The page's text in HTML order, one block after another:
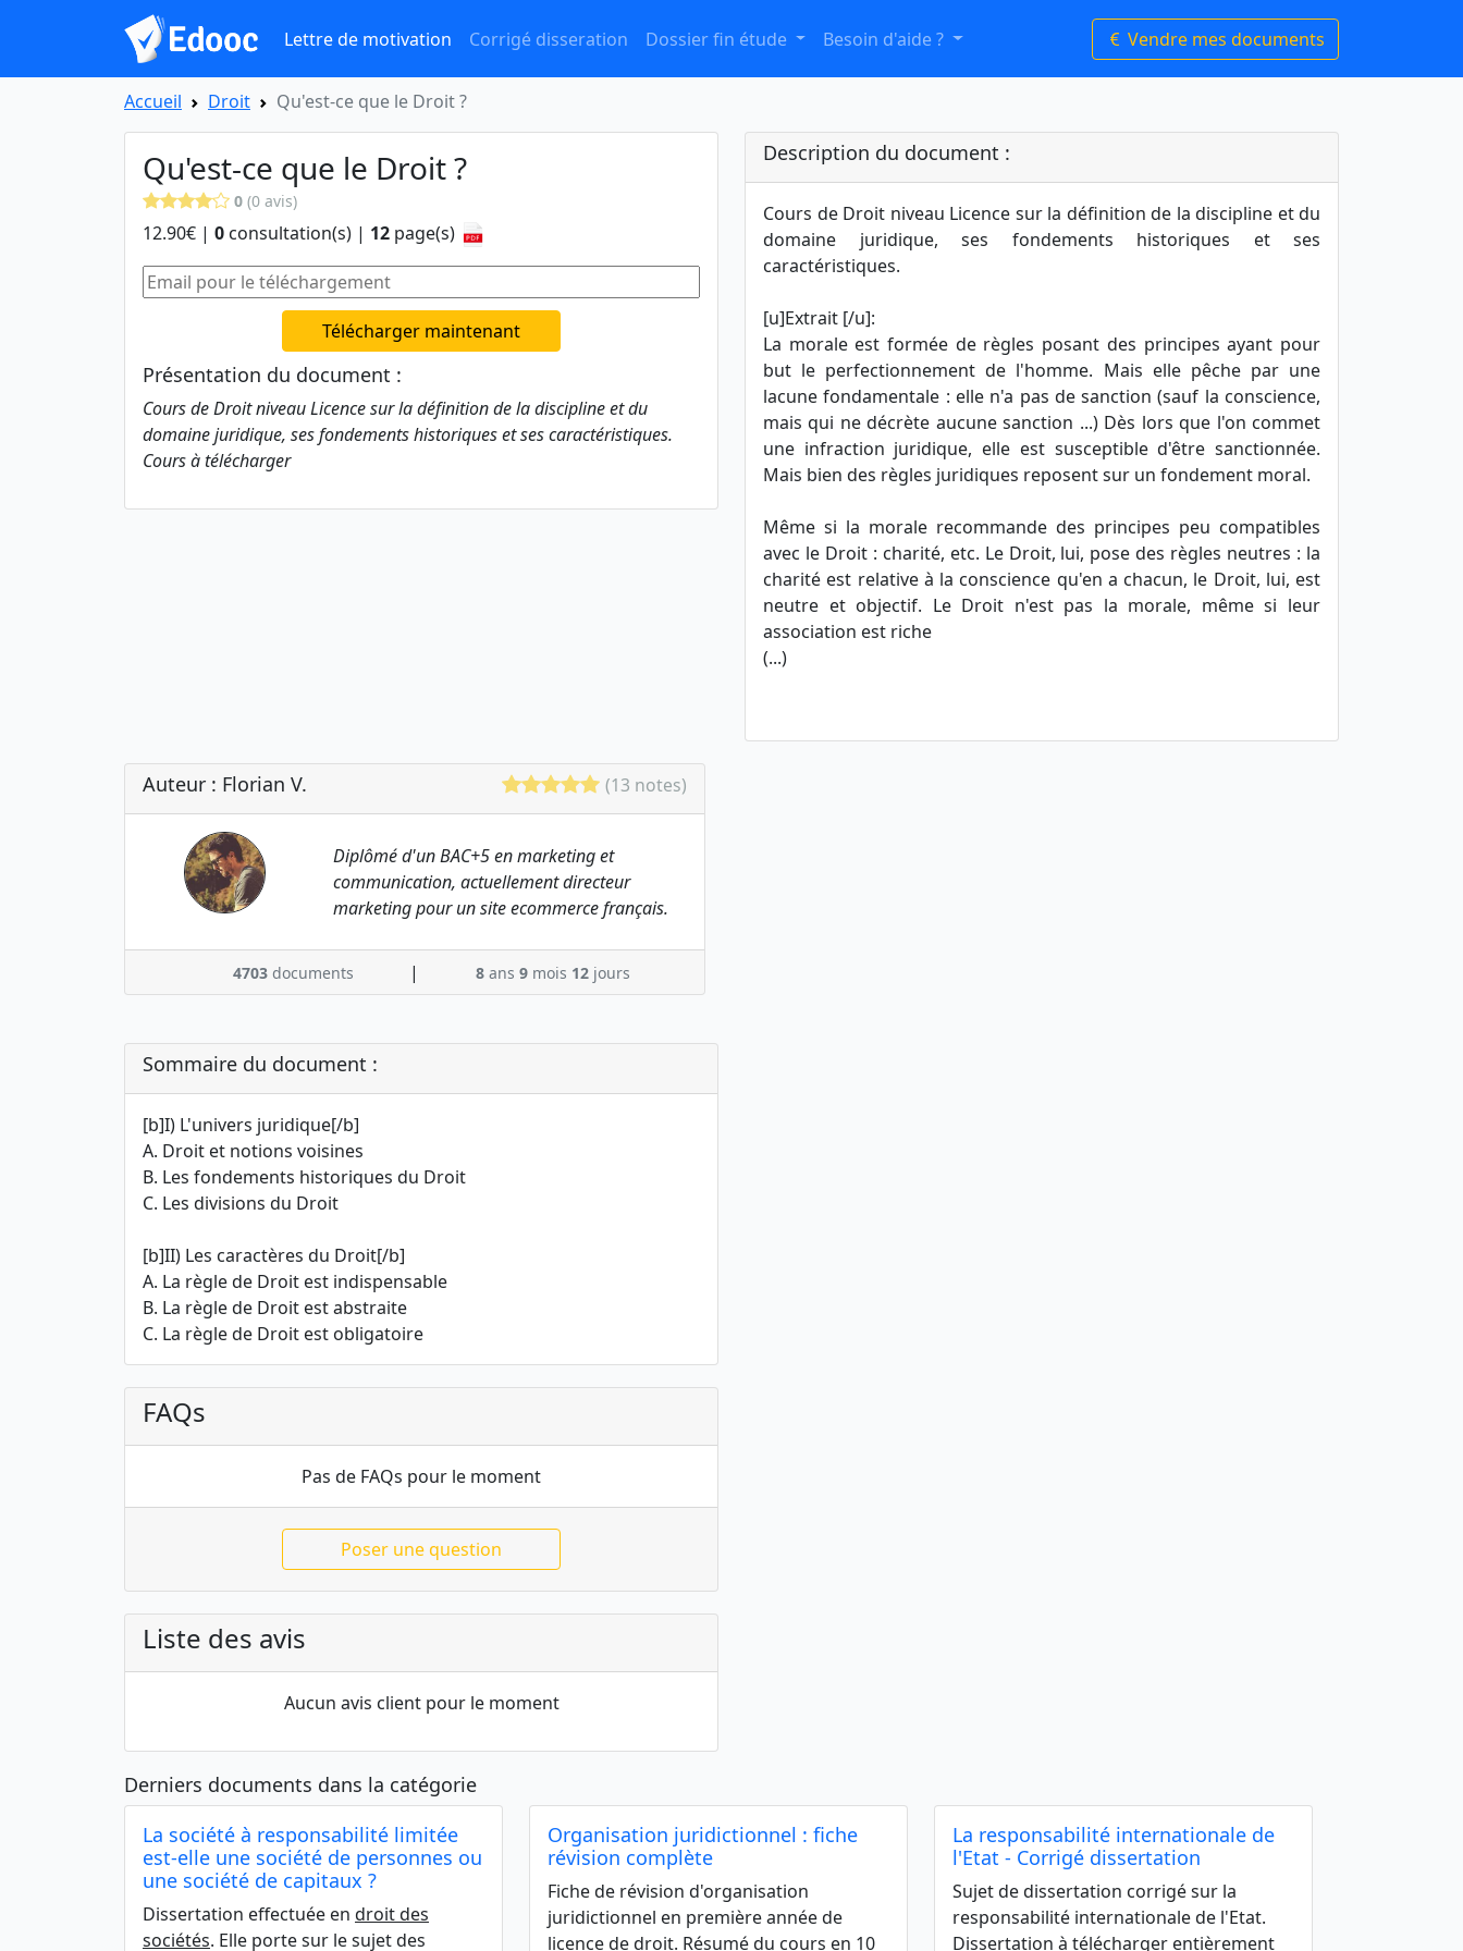
Lettre de motivation Corrigé disseration Dossier fin étude Besoin d'aide ? Vendre mes documents
Accueil Droit Qu'est-ce que le Droit ?
Qu'est-ce que le Droit ?
0 (0 avis)
12.90€ | 0 consultation(s) | 12 page(s)
Télécharger maintenant
Présentation du document :
Cours de Droit niveau Licence sur la définition de la discipline et du
domaine juridique, ses fondements historiques et ses caractéristiques.
Cours à télécharger
Description du document :
Cours de Droit niveau Licence sur la définition de la discipline et du
domaine juridique, ses fondements historiques et ses
caractéristiques.
[u]Extrait [/u]:
La morale est formée de règles posant des principes ayant pour
but le perfectionnement de l'homme. Mais elle pêche par une
lacune fondamentale : elle n'a pas de sanction (sauf la conscience,
mais qui ne décrète aucune sanction ...) Dès lors que l'on commet
une infraction juridique, elle est susceptible d'être sanctionnée.
Mais bien des règles juridiques reposent sur un fondement moral.
Même si la morale recommande des principes peu compatibles
avec le Droit : charité, etc. Le Droit, lui, pose des règles neutres : la
charité est relative à la conscience qu'en a chacun, le Droit, lui, est
neutre et objectif. Le Droit n'est pas la morale, même si leur
association est riche
(...)
Auteur : Florian V. (13 notes)
Diplômé d'un BAC+5 en marketing et
communication, actuellement directeur
marketing pour un site ecommerce français.
4703 documents | 8ans 9mois 12jours
Sommaire du document :
[b]I) L'univers juridique[/b]
A. Droit et notions voisines
B. Les fondements historiques du Droit
C. Les divisions du Droit
[b]II) Les caractères du Droit[/b]
A. La règle de Droit est indispensable
B. La règle de Droit est abstraite
C. La règle de Droit est obligatoire
FAQs
Pas de FAQs pour le moment
Poser une question
Liste des avis
Aucun avis client pour le moment
Derniers documents dans la catégorie
La société à responsabilité limitée
est-elle une société de personnes ou
une société de capitaux ?
Dissertation effectuée en droit des
sociétés. Elle porte sur le sujet des
Organisation juridictionnel : fiche
révision complète
Fiche de révision d'organisation
juridictionnel en première année de
licence de droit. Résumé du cours en 10
La responsabilité internationale de
l'Etat - Corrigé dissertation
Sujet de dissertation corrigé sur la
responsabilité internationale de l'Etat.
Dissertation à télécharger entièrement